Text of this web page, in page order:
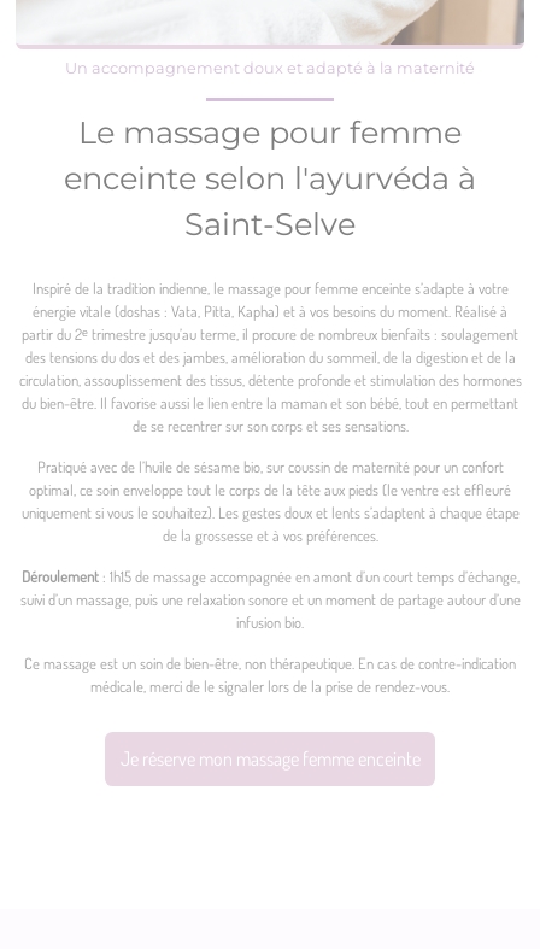
Un accompagnement doux et adapté à la maternité
Le massage pour femme
enceinte selon l'ayurvéda à
Saint-Selve
Inspiré de la tradition indienne, le massage pour femme enceinte s’adapte à votre
énergie vitale (doshas : Vata, Pitta, Kapha) et à vos besoins du moment. Réalisé à
partir du 2ᵉ trimestre jusqu’au terme, il procure de nombreux bienfaits : soulagement
des tensions du dos et des jambes, amélioration du sommeil, de la digestion et de la
circulation, assouplissement des tissus, détente profonde et stimulation des hormones
du bien-être. Il favorise aussi le lien entre la maman et son bébé, tout en permettant
de se recentrer sur son corps et ses sensations.
Pratiqué avec de l’huile de sésame bio, sur coussin de maternité pour un confort
optimal, ce soin enveloppe tout le corps de la tête aux pieds (le ventre est effleuré
uniquement si vous le souhaitez). Les gestes doux et lents s’adaptent à chaque étape
de la grossesse et à vos préférences.
Déroulement: 1h15 de massage accompagnée en amont d’un court temps d’échange,
suivi d’un massage, puis une relaxation sonore et un moment de partage autour d’une
infusion bio.
Ce massage est un soin de bien-être, non thérapeutique. En cas de contre-indication
médicale, merci de le signaler lors de la prise de rendez-vous.
Je réserve mon massage femme enceinte